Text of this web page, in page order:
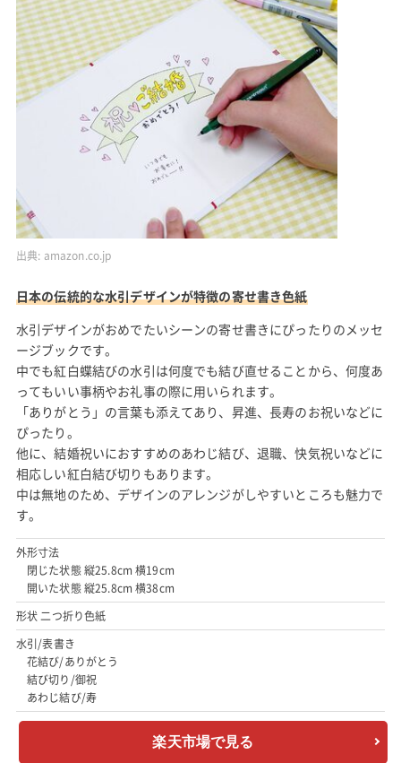
出典: amazon.co.jp
日本の伝統的な水引デザインが特徴の寄せ書き色紙
水引デザインがおめでたいシーンの寄せ書きにぴったりのメッセ
ージブックです。
中でも紅白蝶結びの水引は何度でも結び直せることから、何度あ
ってもいい事柄やお礼事の際に用いられます。
「ありがとう」の言葉も添えてあり、昇進、長寿のお祝いなどに
ぴったり。
他に、結婚祝いにおすすめのあわじ結び、退職、快気祝いなどに
相応しい紅白結び切りもあります。
中は無地のため、デザインのアレンジがしやすいところも魅力で
す。
外形寸法
閉じた状態 縦25.8cm 横19cm
開いた状態 縦25.8cm 横38cm
形状 二つ折り色紙
水引/表書き
花結び/ありがとう
結び切り/御祝
あわじ結び/寿
楽天市場で見る